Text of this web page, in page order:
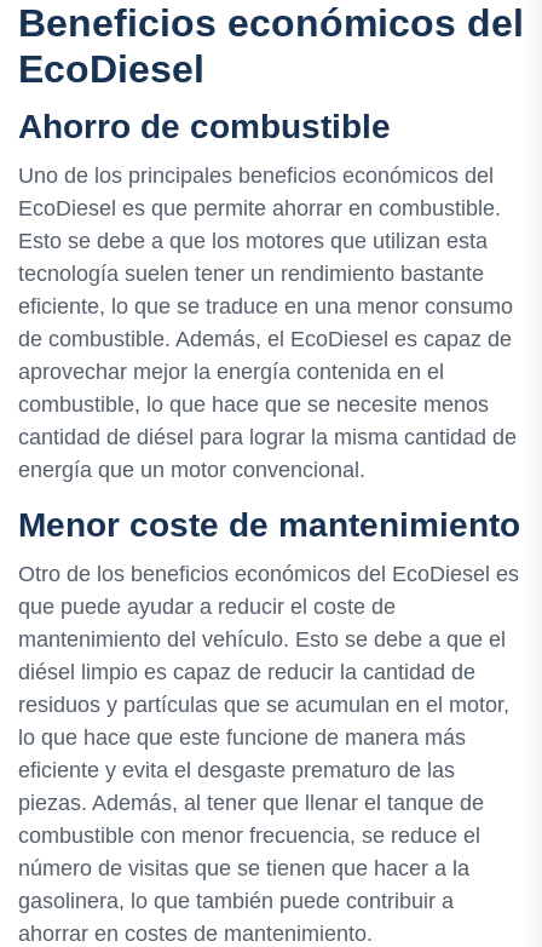
Beneficios económicos del
EcoDiesel
Ahorro de combustible
Uno de los principales beneficios económicos del
EcoDiesel es que permite ahorrar en combustible.
Esto se debe a que los motores que utilizan esta
tecnología suelen tener un rendimiento bastante
eficiente, lo que se traduce en una menor consumo
de combustible. Además, el EcoDiesel es capaz de
aprovechar mejor la energía contenida en el
combustible, lo que hace que se necesite menos
cantidad de diésel para lograr la misma cantidad de
energía que un motor convencional.
Menor coste de mantenimiento
Otro de los beneficios económicos del EcoDiesel es
que puede ayudar a reducir el coste de
mantenimiento del vehículo. Esto se debe a que el
diésel limpio es capaz de reducir la cantidad de
residuos y partículas que se acumulan en el motor,
lo que hace que este funcione de manera más
eficiente y evita el desgaste prematuro de las
piezas. Además, al tener que llenar el tanque de
combustible con menor frecuencia, se reduce el
número de visitas que se tienen que hacer a la
gasolinera, lo que también puede contribuir a
ahorrar en costes de mantenimiento.